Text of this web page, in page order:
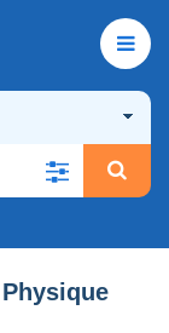
Physique